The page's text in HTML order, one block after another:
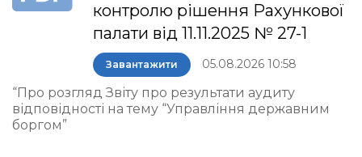
контролю рішення Рахункової
палати від 11.11.2025 № 27-1
Завантажити 05.08.2026 10:58
“Про розгляд Звіту про результати аудиту
відповідності на тему “Управління державним
боргом”